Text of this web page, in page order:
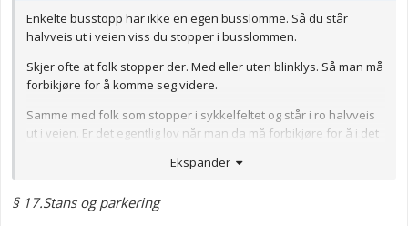
Enkelte busstopp har ikke en egen busslomme. Så du står
halvveis ut i veien viss du stopper i busslommen.
Skjer ofte at folk stopper der. Med eller uten blinklys. Så man må
forbikjøre for å komme seg videre.
Samme med folk som stopper i sykkelfeltet og står i ro halvveis
ut i veien. Er det egentlig lov når man da må forbikjøre for å i det
ofte bruker de ikke blinklys engang.
Anonymkode: 29d64...33d
Ekspander
§ 17.Stans og parkering